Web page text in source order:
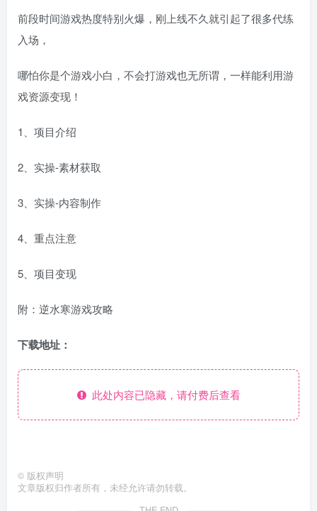
前段时间游戏热度特别火爆，刚上线不久就引起了很多代练
入场，
哪怕你是个游戏小白，不会打游戏也无所谓，一样能利用游
戏资源变现！
1、项目介绍
2、实操-素材获取
3、实操-内容制作
4、重点注意
5、项目变现
附：逆水寒游戏攻略
下载地址：
此处内容已隐藏，请付费后查看
© 版权声明
文章版权归作者所有，未经允许请勿转载。